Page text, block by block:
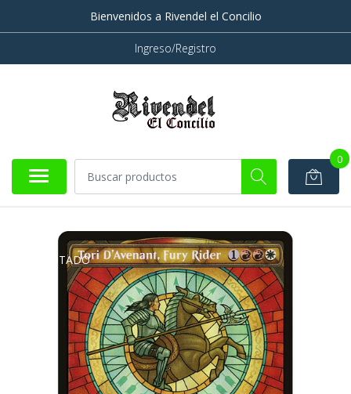
Bienvenidos a Rivendel el Concilio
Ingreso/Registro
0
AGOTADO